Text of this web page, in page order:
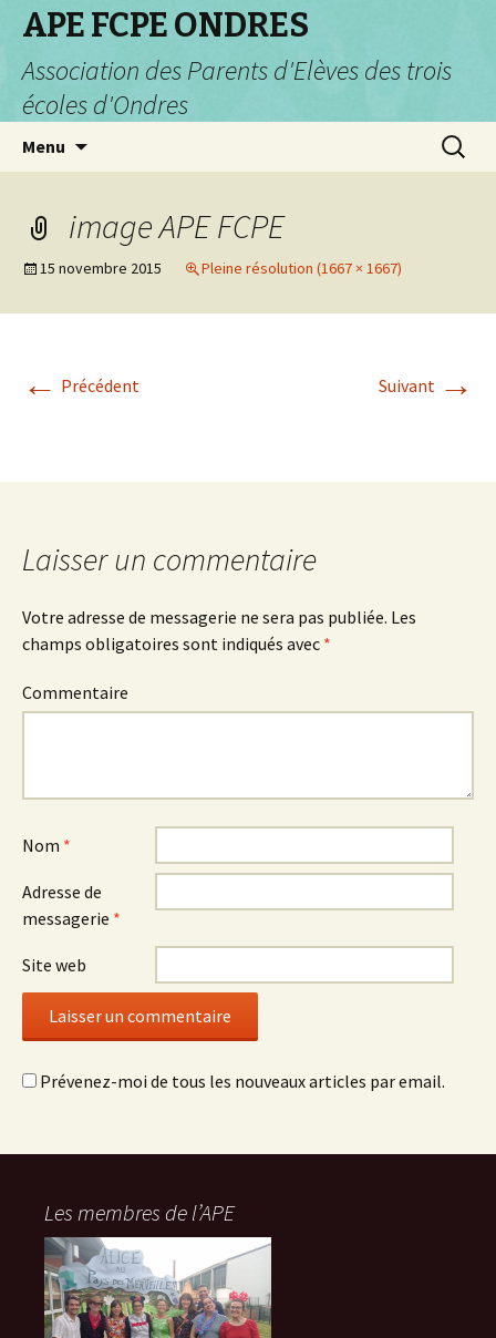
APE FCPE ONDRES
Association des Parents d'Elèves des trois
écoles d'Ondres
Menu
image APE FCPE
15 novembre 2015 Pleine résolution (1667 × 1667)
← Précédent Suivant →
Laisser un commentaire
Votre adresse de messagerie ne sera pas publiée. Les
champs obligatoires sont indiqués avec *
Commentaire
Nom *
Adresse de
messagerie *
Site web
Prévenez-moi de tous les nouveaux articles par email.
Les membres de l’APE